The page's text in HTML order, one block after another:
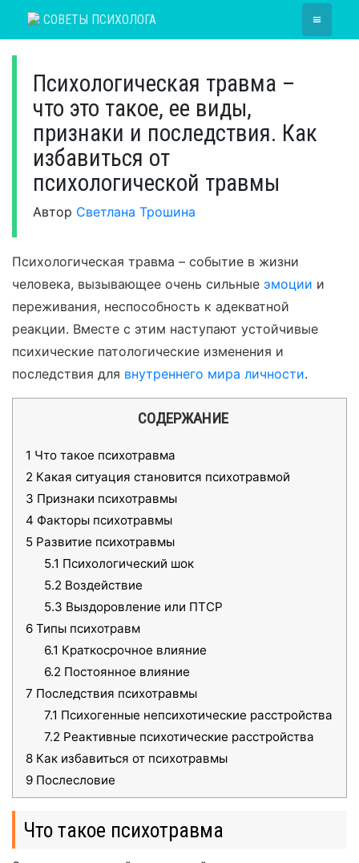
СОВЕТЫ ПСИХОЛОГА ≡
Психологическая травма –
что это такое, ее виды,
признаки и последствия. Как
избавиться от
психологической травмы
Автор Светлана Трошина
Психологическая травма – событие в жизни
человека, вызывающее очень сильные эмоции и
переживания, неспособность к адекватной
реакции. Вместе с этим наступают устойчивые
психические патологические изменения и
последствия для внутреннего мира личности.
СОДЕРЖАНИЕ
1 Что такое психотравма
2 Какая ситуация становится психотравмой
3 Признаки психотравмы
4 Факторы психотравмы
5 Развитие психотравмы
5.1 Психологический шок
5.2 Воздействие
5.3 Выздоровление или ПТСР
6 Типы психотравм
6.1 Краткосрочное влияние
6.2 Постоянное влияние
7 Последствия психотравмы
7.1 Психогенные непсихотические расстройства
7.2 Реактивные психотические расстройства
8 Как избавиться от психотравмы
9 Послесловие
Что такое психотравма